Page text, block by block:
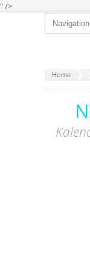
" />
Home